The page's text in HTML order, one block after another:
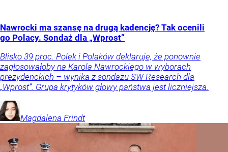
Nawrocki ma szansę na drugą kadencję? Tak ocenili
go Polacy. Sondaż dla „Wprost”
Blisko 39 proc. Polek i Polaków deklaruje, że ponownie
zagłosowałoby na Karola Nawrockiego w wyborach
prezydenckich – wynika z sondażu SW Research dla
„Wprost”. Grupa krytyków głowy państwa jest liczniejsza.
Magdalena Frindt